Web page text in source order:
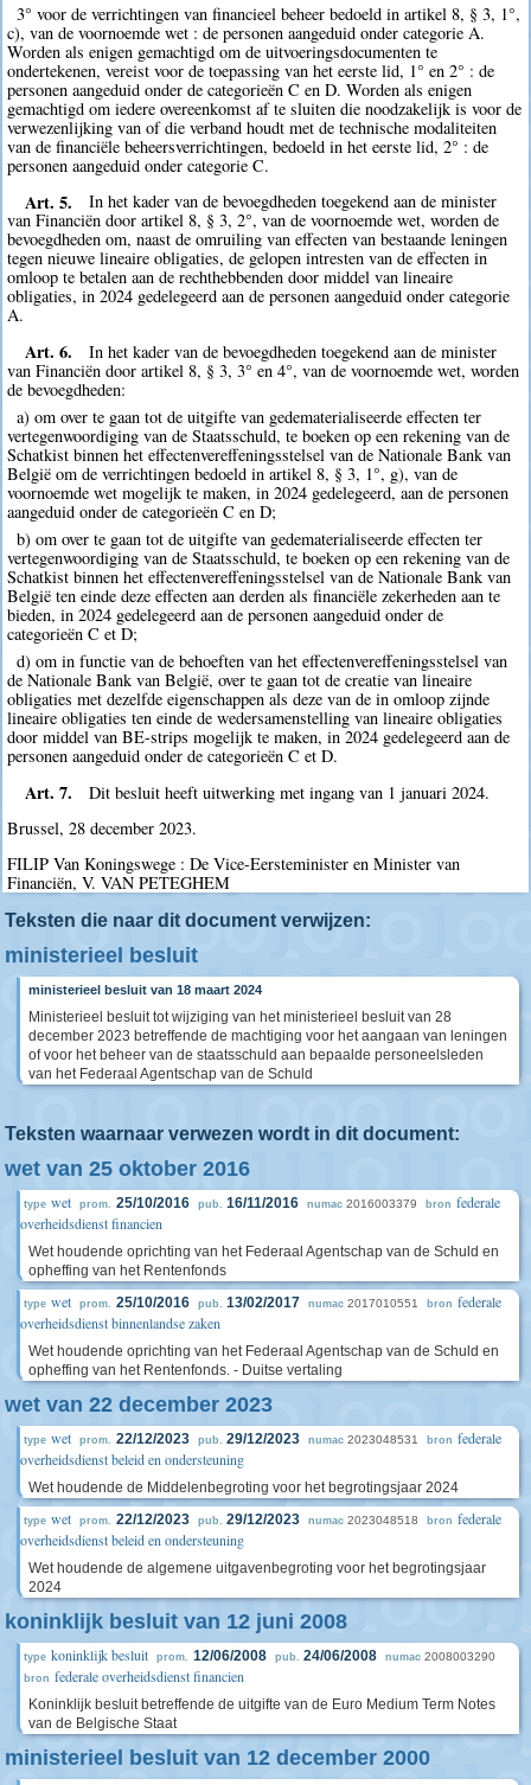
3° voor de verrichtingen van financieel beheer bedoeld in artikel 8, § 3, 1°,
c), van de voornoemde wet : de personen aangeduid onder categorie A.
Worden als enigen gemachtigd om de uitvoeringsdocumenten te
ondertekenen, vereist voor de toepassing van het eerste lid, 1° en 2° : de
personen aangeduid onder de categorieën C en D. Worden als enigen
gemachtigd om iedere overeenkomst af te sluiten die noodzakelijk is voor de
verwezenlijking van of die verband houdt met de technische modaliteiten
van de financiële beheersverrichtingen, bedoeld in het eerste lid, 2° : de
personen aangeduid onder categorie C.
Art. 5.
In het kader van de bevoegdheden toegekend aan de minister
van Financiën door artikel 8, § 3, 2°, van de voornoemde wet, worden de
bevoegdheden om, naast de omruiling van effecten van bestaande leningen
tegen nieuwe lineaire obligaties, de gelopen intresten van de effecten in
omloop te betalen aan de rechthebbenden door middel van lineaire
obligaties, in 2024 gedelegeerd aan de personen aangeduid onder categorie
A.
Art. 6.
In het kader van de bevoegdheden toegekend aan de minister
van Financiën door artikel 8, § 3, 3° en 4°, van de voornoemde wet, worden
de bevoegdheden:
a) om over te gaan tot de uitgifte van gedematerialiseerde effecten ter
vertegenwoordiging van de Staatsschuld, te boeken op een rekening van de
Schatkist binnen het effectenvereffeningsstelsel van de Nationale Bank van
België om de verrichtingen bedoeld in artikel 8, § 3, 1°, g), van de
voornoemde wet mogelijk te maken, in 2024 gedelegeerd, aan de personen
aangeduid onder de categorieën C en D;
b) om over te gaan tot de uitgifte van gedematerialiseerde effecten ter
vertegenwoordiging van de Staatsschuld, te boeken op een rekening van de
Schatkist binnen het effectenvereffeningsstelsel van de Nationale Bank van
België ten einde deze effecten aan derden als financiële zekerheden aan te
bieden, in 2024 gedelegeerd aan de personen aangeduid onder de
categorieën C et D;
d) om in functie van de behoeften van het effectenvereffeningsstelsel van
de Nationale Bank van België, over te gaan tot de creatie van lineaire
obligaties met dezelfde eigenschappen als deze van de in omloop zijnde
lineaire obligaties ten einde de wedersamenstelling van lineaire obligaties
door middel van BE-strips mogelijk te maken, in 2024 gedelegeerd aan de
personen aangeduid onder de categorieën C et D.
Art. 7.
Dit besluit heeft uitwerking met ingang van 1 januari 2024.
Brussel, 28 december 2023.
FILIP Van Koningswege : De Vice-Eersteminister en Minister van
Financiën, V. VAN PETEGHEM
Teksten die naar dit document verwijzen:
ministerieel besluit
ministerieel besluit van 18 maart 2024
Ministerieel besluit tot wijziging van het ministerieel besluit van 28
december 2023 betreffende de machtiging voor het aangaan van leningen
of voor het beheer van de staatsschuld aan bepaalde personeelsleden
van het Federaal Agentschap van de Schuld
Teksten waarnaar verwezen wordt in dit document:
wet van 25 oktober 2016
type wet prom. 25/10/2016 pub. 16/11/2016 numac 2016003379 bron federale
overheidsdienst financien
Wet houdende oprichting van het Federaal Agentschap van de Schuld en
opheffing van het Rentenfonds
type wet prom. 25/10/2016 pub. 13/02/2017 numac 2017010551 bron federale
overheidsdienst binnenlandse zaken
Wet houdende oprichting van het Federaal Agentschap van de Schuld en
opheffing van het Rentenfonds. - Duitse vertaling
wet van 22 december 2023
type wet prom. 22/12/2023 pub. 29/12/2023 numac 2023048531 bron federale
overheidsdienst beleid en ondersteuning
Wet houdende de Middelenbegroting voor het begrotingsjaar 2024
type wet prom. 22/12/2023 pub. 29/12/2023 numac 2023048518 bron federale
overheidsdienst beleid en ondersteuning
Wet houdende de algemene uitgavenbegroting voor het begrotingsjaar
2024
koninklijk besluit van 12 juni 2008
type koninklijk besluit prom. 12/06/2008 pub. 24/06/2008 numac 2008003290
bron federale overheidsdienst financien
Koninklijk besluit betreffende de uitgifte van de Euro Medium Term Notes
van de Belgische Staat
ministerieel besluit van 12 december 2000